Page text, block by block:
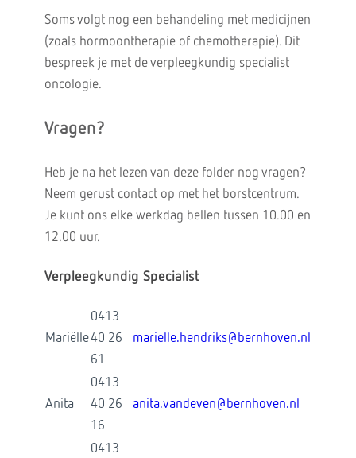
Soms volgt nog een behandeling met medicijnen
(zoals hormoontherapie of chemotherapie). Dit
bespreek je met de verpleegkundig specialist
oncologie.
Vragen?
Heb je na het lezen van deze folder nog vragen?
Neem gerust contact op met het borstcentrum.
Je kunt ons elke werkdag bellen tussen 10.00 en
12.00 uur.
Verpleegkundig Specialist
Mariëlle
0413 -
40 26
61
marielle.hendriks@bernhoven.nl
Anita
0413 -
40 26
16
anita.vandeven@bernhoven.nl
0413 -